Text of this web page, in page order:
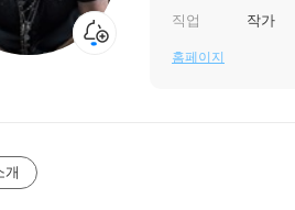
직업
작가
홈페이지
개